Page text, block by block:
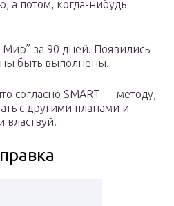
а потом, когда-нибудь
Мир” за 90 дней. Появились
быть выполнены.
согласно SMART — методу,
с другими планами и
властвуй!